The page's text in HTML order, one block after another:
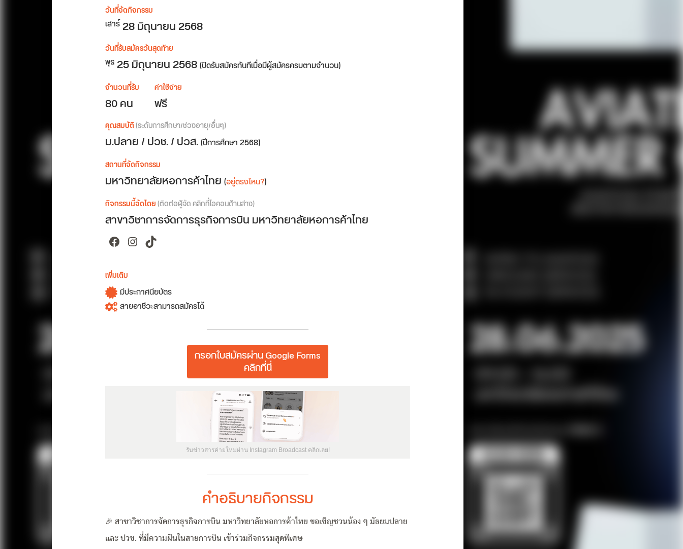
วันที่จัดกิจกรรม
เสาร์28มิถุนายน 2568
วันที่รับสมัครวันสุดท้าย
พุธ 25 มิถุนายน 2568(ปิดรับสมัครทันทีเมื่อมีผู้สมัครครบตามจำนวน)
จำนวนที่รับ
80 คน
ค่าใช้จ่าย
ฟรี
คุณสมบัติ(ระดับการศึกษา/ช่วงอายุ/อื่นๆ)
ม.ปลาย / ปวช. / ปวส.(ปีการศึกษา 2568)
สถานที่จัดกิจกรรม
มหาวิทยาลัยหอการค้าไทย (อยู่ตรงไหน?)
กิจกรรมนี้จัดโดย(ติดต่อผู้จัด คลิกที่ไอคอนด้านล่าง)
สาขาวิชาการจัดการธุรกิจการบิน มหาวิทยาลัยหอการค้าไทย
Facebook
Instagram
TikTok
เพิ่มเติม
มีประกาศนียบัตร
สายอาชีวะสามารถสมัครได้
กรอกใบสมัครผ่าน Google Forms
คลิกที่นี่
รับข่าวสารค่ายใหม่ผ่าน Instagram Broadcast คลิกเลย!
คำอธิบายกิจกรรม
🎉 สาขาวิชาการจัดการธุรกิจการบิน มหาวิทยาลัยหอการค้าไทย ขอเชิญชวนน้อง ๆ มัธยมปลาย
และ ปวช. ที่มีความฝันในสายการบิน เข้าร่วมกิจกรรมสุดพิเศษ